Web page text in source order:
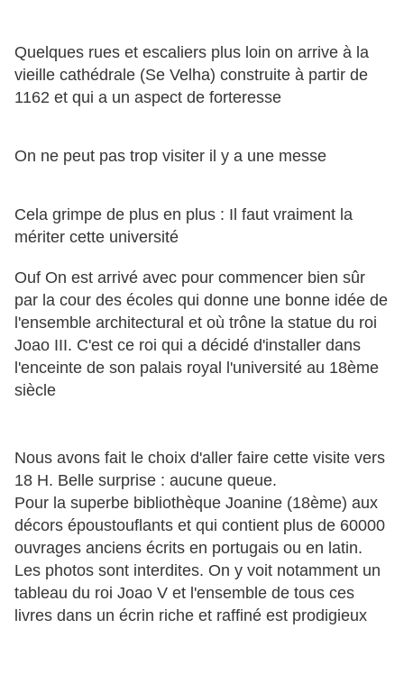
Quelques rues et escaliers plus loin on arrive à la
vieille cathédrale (Se Velha) construite à partir de
1162 et qui a un aspect de forteresse
On ne peut pas trop visiter il y a une messe
Cela grimpe de plus en plus : Il faut vraiment la
mériter cette université
Ouf On est arrivé avec pour commencer bien sûr
par la cour des écoles qui donne une bonne idée de
l'ensemble architectural et où trône la statue du roi
Joao III. C'est ce roi qui a décidé d'installer dans
l'enceinte de son palais royal l'université au 18ème
siècle
Nous avons fait le choix d'aller faire cette visite vers
18 H. Belle surprise : aucune queue.
Pour la superbe bibliothèque Joanine (18ème) aux
décors époustouflants et qui contient plus de 60000
ouvrages anciens écrits en portugais ou en latin.
Les photos sont interdites. On y voit notamment un
tableau du roi Joao V et l'ensemble de tous ces
livres dans un écrin riche et raffiné est prodigieux